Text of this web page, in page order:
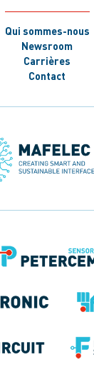
Qui sommes-nous
Newsroom
Carrières
Contact